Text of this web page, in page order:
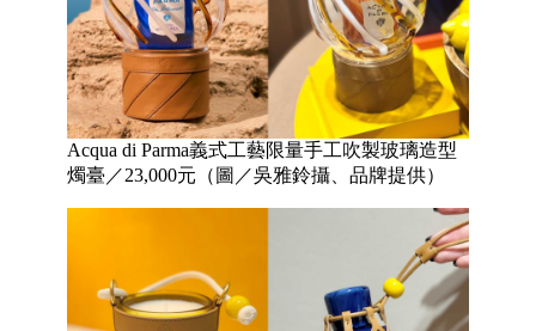
Acqua di Parma義式工藝限量手工吹製玻璃造型
燭臺／23,000元（圖／吳雅鈴攝、品牌提供）